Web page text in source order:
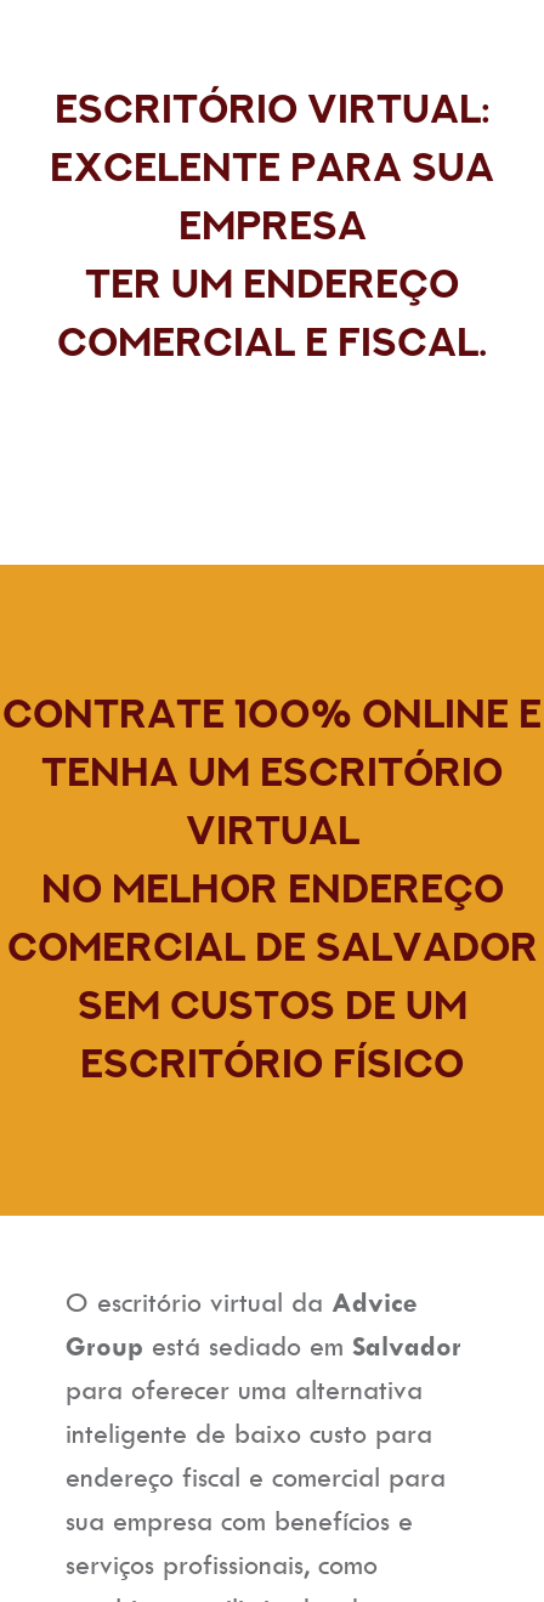
Escritório Virtual:
excelente para sua
empresa
ter um endereço
comercial e fiscal.
Contrate 100% online e
tenha um escritório
virtual
no melhor endereço
comercial de Salvador
sem custos de um
escritório físico
O escritório virtual da Advice
Group está sediado emSalvador
para oferecer uma alternativa
inteligente de baixo custo para
endereço fiscal e comercial para
sua empresa com benefícios e
serviços profissionais, como